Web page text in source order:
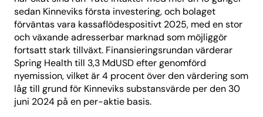
sedan Kinneviks första investering, och bolaget
förväntas vara kassaflödespositivt 2025, med en stor
och växande adresserbar marknad som möjliggör
fortsatt stark tillväxt. Finansieringsrundan värderar
Spring Health till 3,3 MdUSD efter genomförd
nyemission, vilket är 4 procent över den värdering som
låg till grund för Kinneviks substansvärde per den 30
juni 2024 på en per-aktie basis.